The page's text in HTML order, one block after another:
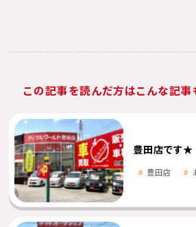
この記事を読んだ方はこんな記事
豊田店です★
豊田店